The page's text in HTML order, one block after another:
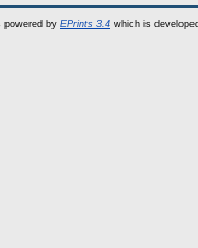
powered by EPrints 3.4 which is